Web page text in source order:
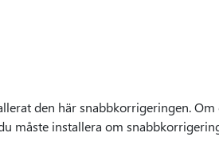
den här snabbkorrigeringen.
måste installera om